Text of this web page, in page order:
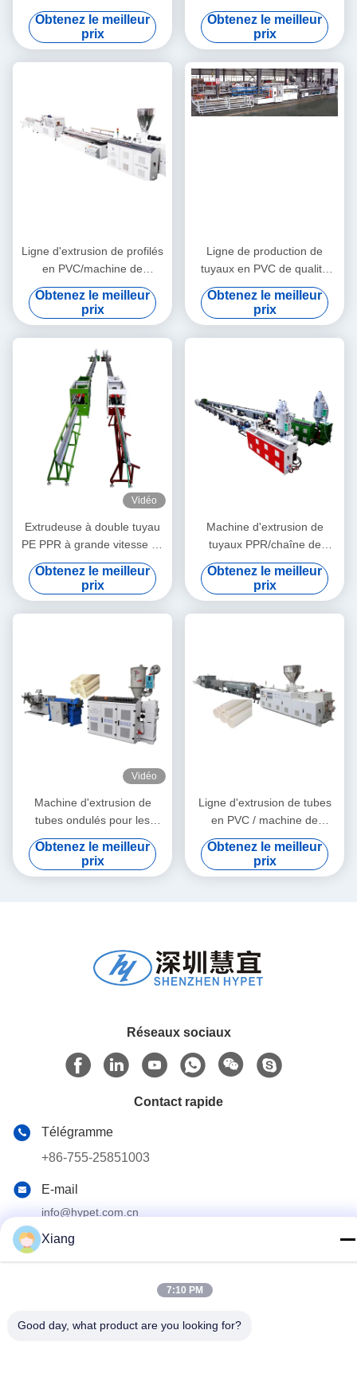
d'extrusion de profilés en
PVC
Obtenez le meilleur
prix
machine d'extrusion de profil
de WPC/WPC
Obtenez le meilleur
prix
Ligne d'extrusion de profilés
en PVC/machine de
fabrication de profilés en
PVC
Obtenez le meilleur
prix
Ligne de production de
tuyaux en PVC de qualité
stable 3''- 4' avec
extrudeuse à double vis
conique HYZS65/132
Obtenez le meilleur
prix
Vidéo
Extrudeuse à double tuyau
PE PPR à grande vitesse 16
- 32 mm à vis unique
SJ90/33
Obtenez le meilleur
prix
Machine d'extrusion de
tuyaux PPR/chaîne de
production de tuyaux PPR
20-63
Obtenez le meilleur
prix
Vidéo
Machine d'extrusion de
tubes ondulés pour les
granulés de PE et de PVC
Obtenez le meilleur
prix
Ligne d'extrusion de tubes
en PVC / machine de
fabrication de tubes en PVC
160
Obtenez le meilleur
prix
Réseaux sociaux
Contact rapide
Télégramme
+86-755-25851003
E-mail
info@hypet.com.cn
Adresse
Chambre 2205 du bâtiment 4 de la rue Bagua, Shenzhen,
Politique de confidentialité| Plan du site
Xiang
7:10 PM
Good day, what product are you looking for?